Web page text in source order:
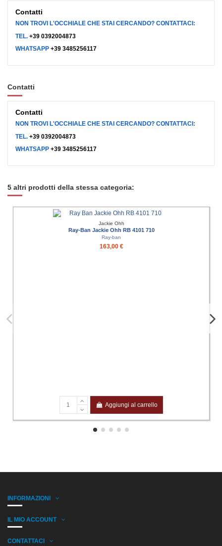
Contatti
NON TROVI L'OCCHIALE CHE STAI CERCANDO? CONTATTACI:
TEL. +39 0392004873
WHATSAPP +39 3485256117
Contatti
Contatti
NON TROVI L'OCCHIALE CHE STAI CERCANDO? CONTATTACI:
TEL. +39 0392004873
WHATSAPP +39 3485256117
5 altri prodotti della stessa categoria:
Jackie Ohh
Ray-Ban Jackie Ohh RB 4101 710
Ray-ban
163,00 €
Aggiungi al carrello
INFORMAZIONI
IL MIO ACCOUNT
CONTATTACI